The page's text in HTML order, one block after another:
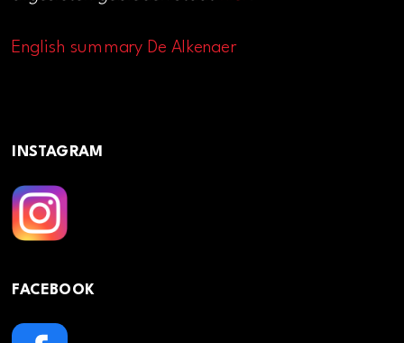
English summary De Alkenaer
INSTAGRAM
FACEBOOK